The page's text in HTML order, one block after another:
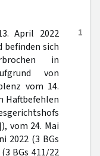
1
April 2022
befinden sich
in
von
vom 14.
Haftbefehlen
vom 24. Mai
2022 (3 BGs
BGs 411/22